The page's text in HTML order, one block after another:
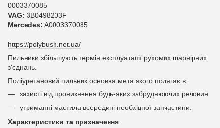
0003370085
VAG: 3B0498203F
Mercedes: A0003370085
https://polybush.net.ua/
Пильники збільшують термін експлуатації рухомих шарнірних
з'єднань.
Поліуретановий пильник основна мета якого полягає в:
захисті від проникнення будь-яких забруднюючих речовин
утриманні мастила всередині необхідної запчастини.
Характеристики та призначення